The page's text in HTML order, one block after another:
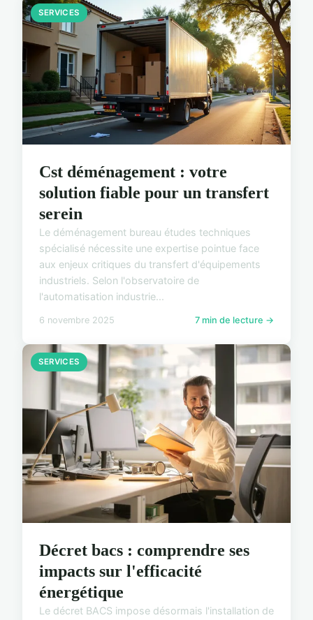
SERVICES
Cst déménagement : votre
solution fiable pour un transfert
serein
Le déménagement bureau études techniques
spécialisé nécessite une expertise pointue face
aux enjeux critiques du transfert d'équipements
industriels. Selon l'observatoire de
l'automatisation industrie...
6 novembre 2025 7 min de lecture →
SERVICES
Décret bacs : comprendre ses
impacts sur l'efficacité
énergétique
Le décret BACS impose désormais l'installation de